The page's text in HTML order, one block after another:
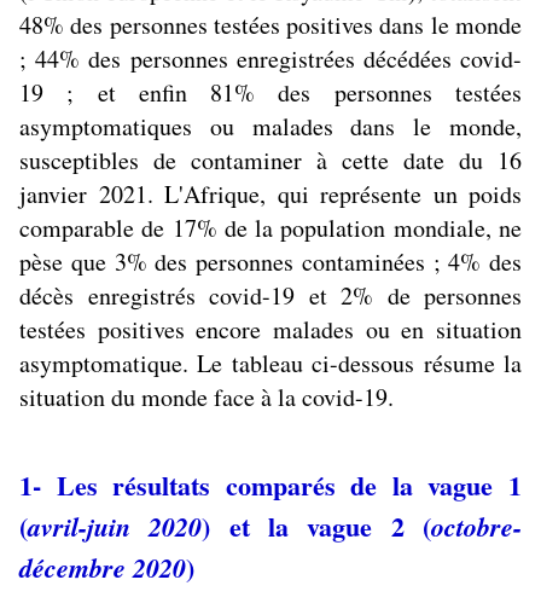
48% des personnes testées positives dans le monde
; 44% des personnes enregistrées décédées covid-
19 ; et enfin 81% des personnes testées
asymptomatiques ou malades dans le monde,
susceptibles de contaminer à cette date du 16
janvier 2021. L'Afrique, qui représente un poids
comparable de 17% de la population mondiale, ne
pèse que 3% des personnes contaminées ; 4% des
décès enregistrés covid-19 et 2% de personnes
testées positives encore malades ou en situation
asymptomatique. Le tableau ci-dessous résume la
situation du monde face à la covid-19.
1- Les résultats comparés de la vague 1
(avril-juin 2020) et la vague 2 (octobre-
décembre 2020)